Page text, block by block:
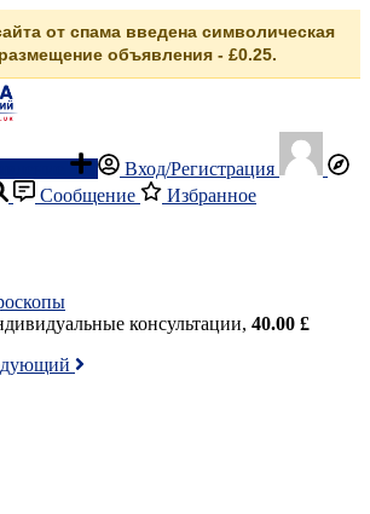
от спама введена символическая
объявления - £0.25.
Вход/Регистрация
Сообщение Избранное
консультации, 40.00 £